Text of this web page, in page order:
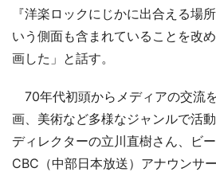
『洋楽ロックにじかに出合える場
いう側面も含まれていることを改
画した」と話す。
70年代初頭からメディアの交流
画、美術など多様なジャンルで活
ディレクターの立川直樹さん、ビ
CBC（中部日本放送）アナウンサ